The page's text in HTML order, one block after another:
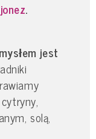
.
jest
solą,